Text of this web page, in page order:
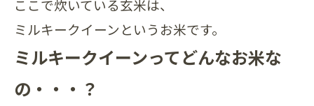
ここで炊いている玄米は、
ミルキークイーンというお米です。
ミルキークイーンってどんなお米な
の・・・？